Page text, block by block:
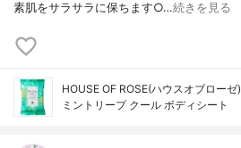
素肌をサラサラに保ちます○…続きを見る
HOUSE OF ROSE(ハウスオブローゼ)
ミントリープ クール ボディシート